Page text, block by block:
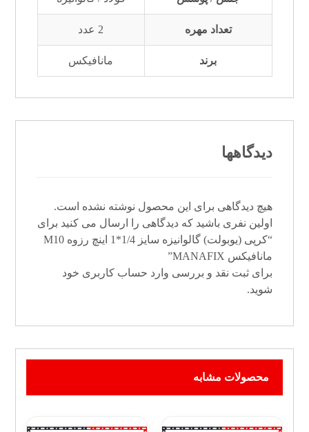
تعداد مهره 2 عدد
برند مانافیکس
دیدگاهها
هیچ دیدگاهی برای این محصول نوشته نشده است.
اولین نفری باشید که دیدگاهی را ارسال می کنید برای
“کرپی (یوبولت) گالوانیزه سایز 1/4*1 اینچ رزوه M10
مانافیکس MANAFIX”
برای ثبت نقد و بررسی وارد حساب کاربری خود
شوید.
محصولات مشابه